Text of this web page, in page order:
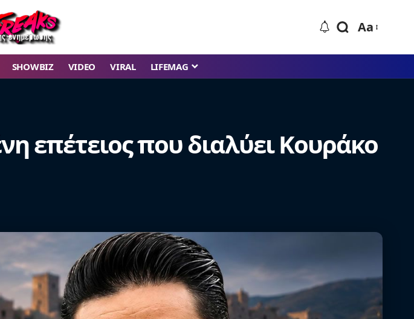
Aa
SHOWBIZ VIDEO VIRAL LIFEMAG
επέτειος που διαλύει Κουράκο